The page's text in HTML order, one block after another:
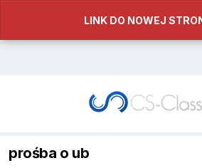
LINK DO NOWEJ
prośba o ub